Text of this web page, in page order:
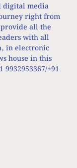
digital media
right from
all the
with all
in electronic
house in this
+91